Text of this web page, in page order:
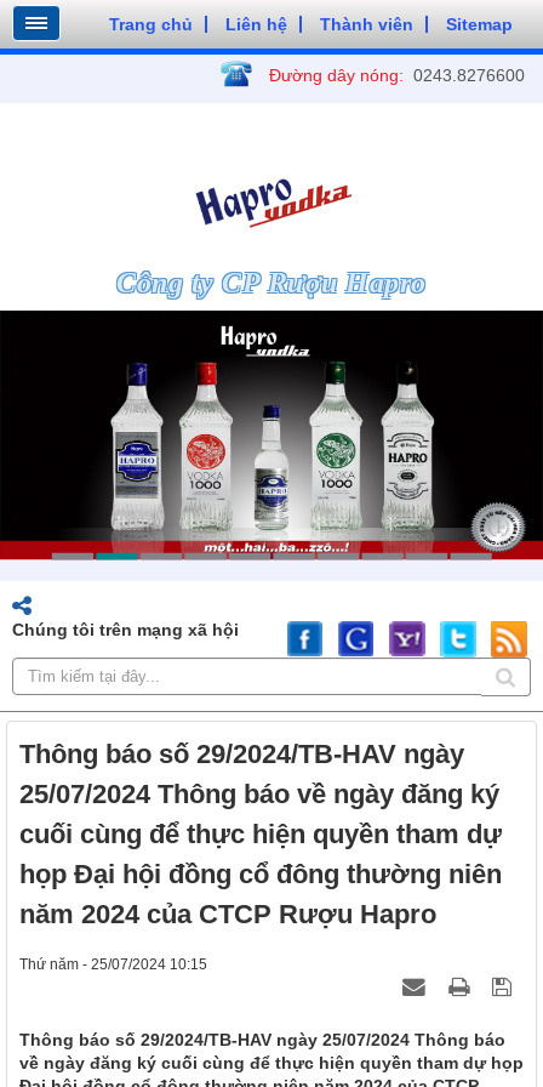
Trang chủ Liên hệ Thành viên Sitemap
Đường dây nóng: 0243.8276600
Công ty CP Rượu Hapro
Chúng tôi trên mạng xã hội
Thông báo số 29/2024/TB-HAV ngày
25/07/2024 Thông báo về ngày đăng ký
cuối cùng để thực hiện quyền tham dự
họp Đại hội đồng cổ đông thường niên
năm 2024 của CTCP Rượu Hapro
Thứ năm - 25/07/2024 10:15
Thông báo số 29/2024/TB-HAV ngày 25/07/2024 Thông báo
về ngày đăng ký cuối cùng để thực hiện quyền tham dự họp